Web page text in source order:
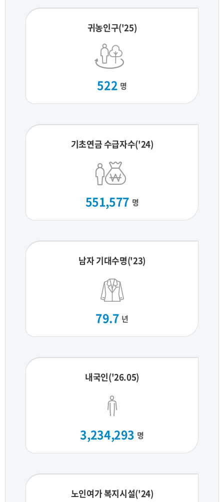
귀농인구('25)
522 명
기초연금 수급자수('24)
551,577 명
남자 기대수명('23)
79.7 년
내국인('26.05)
3,234,293 명
노인여가 복지시설('24)